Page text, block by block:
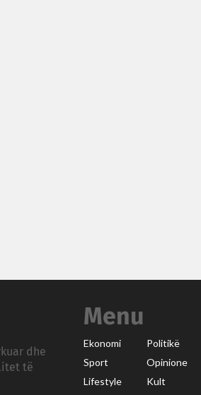
dhe
të
Menu
Ekonomi Politikë
Sport
Opinione
Lifestyle
Kult